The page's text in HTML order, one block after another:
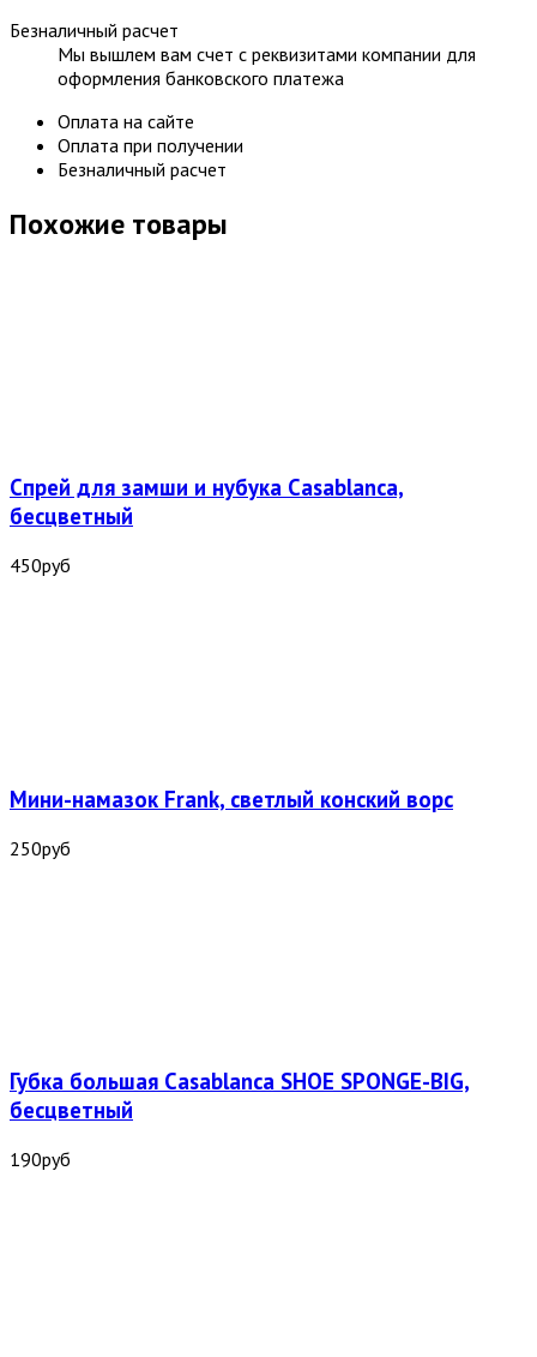
Безналичный расчет
Мы вышлем вам счет с реквизитами компании для
оформления банковского платежа
Оплата на сайте
Оплата при получении
Безналичный расчет
Похожие товары
Спрей для замши и нубука Casablanca,
бесцветный
450руб
Мини-намазок Frank, светлый конский ворс
250руб
Губка большая Casablanca SHOE SPONGE-BIG,
бесцветный
190руб